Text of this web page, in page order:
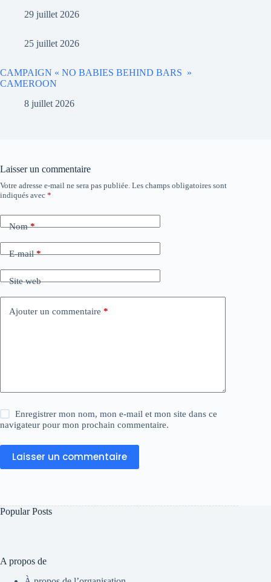
29 juillet 2026
25 juillet 2026
CAMPAIGN « NO BABIES BEHIND BARS »
CAMEROON
8 juillet 2026
Laisser un commentaire
Votre adresse e-mail ne sera pas publiée. Les champs obligatoires sont
indiqués avec *
Nom*
E-mail*
Site web
Ajouter un commentaire *
Enregistrer mon nom, mon e-mail et mon site dans ce
navigateur pour mon prochain commentaire.
Laisser un commentaire
Popular Posts
A propos de